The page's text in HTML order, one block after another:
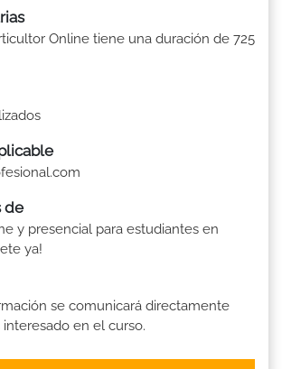
Online tiene una duración de 725
de
y presencial para estudiantes en
ya!
se comunicará directamente
en el curso.